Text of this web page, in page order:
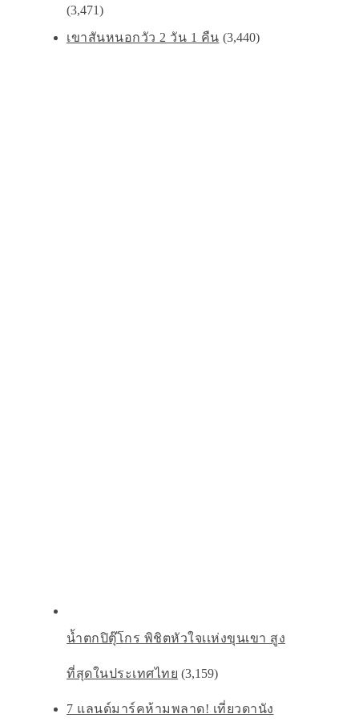
(3,471)
เขาสันหนอกวัว 2 วัน 1 คืน (3,440)
น้ำตกปิตุ๊โกร พิชิตหัวใจเเห่งขุนเขา สูง
ที่สุดในประเทศไทย (3,159)
7 แลนด์มาร์คห้ามพลาด! เที่ยวดานัง